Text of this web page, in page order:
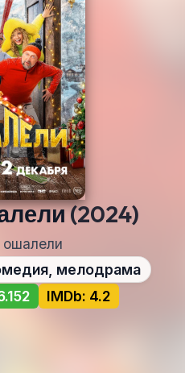
(2024)
мелодрама
IMDb: 4.2